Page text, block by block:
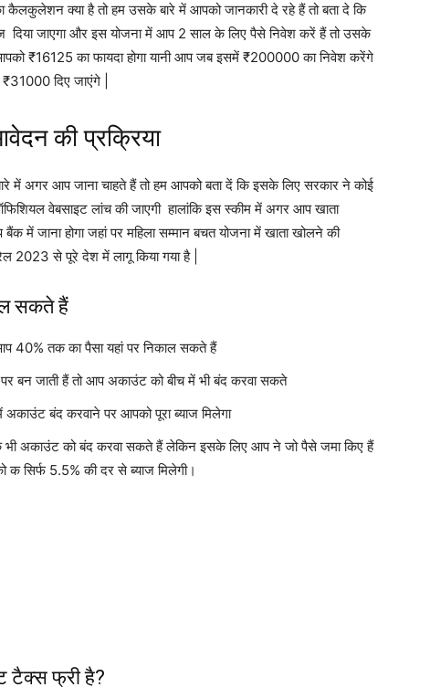
क्या है तो हम उसके बारे में आपको जानकारी दे रहे हैं तो बता दे कि
दिया जाएगा और इस योजना में आप 2 साल के लिए पैसे निवेश करें हैं तो उसके
₹16125 का फायदा होगा यानी आप जब इसमें ₹200000 का निवेश करेंगे
दिए जाएंगे |
की प्रक्रिया
अगर आप जाना चाहते हैं तो हम आपको बता दें कि इसके लिए सरकार ने कोई
वेबसाइट लांच की जाएगी हालांकि इस स्कीम में अगर आप खाता
में जाना होगा जहां पर महिला सम्मान बचत योजना में खाता खोलने की
2023 से पूरे देश में लागू किया गया है |
सकते हैं
40% तक का पैसा यहां पर निकाल सकते हैं
बन जाती हैं तो आप अकाउंट को बीच में भी बंद करवा सकते
अकाउंट बंद करवाने पर आपको पूरा ब्याज मिलेगा
अकाउंट को बंद करवा सकते हैं लेकिन इसके लिए आप ने जो पैसे जमा किए हैं
क सिर्फ 5.5% की दर से ब्याज मिलेगी।
टैक्स फ्री है?